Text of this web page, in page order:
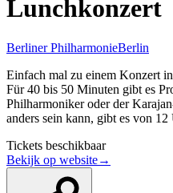
Lunchkonzert
Berliner PhilharmonieBerlin
Einfach mal zu einem Konzert
Für 40 bis 50 Minuten gibt es
Philharmoniker oder der
anders sein kann, gibt es von
Tickets beschikbaar
Bekijk op website→